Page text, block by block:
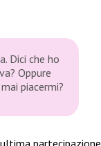
Dici che ho
Oppure
piacermi?